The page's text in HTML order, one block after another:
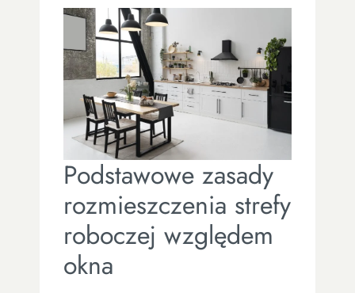
Podstawowe zasady
rozmieszczenia strefy
roboczej względem
okna